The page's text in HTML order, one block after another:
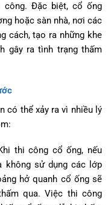
Đặc biệt, cổ ống
hoặc sàn nhà, nơi các
cách, tạo ra những khe
gây ra tình trạng thấm
có thể xảy ra vì nhiều lý
thi công cổ ống, nếu
không sử dụng các lớp
hở quanh cổ ống sẽ
qua. Việc thi công